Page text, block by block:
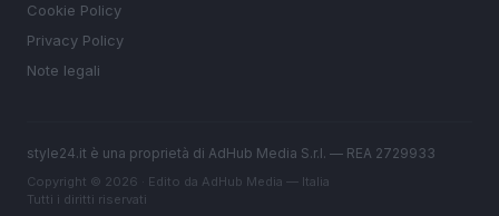
Cookie Policy
Privacy Policy
Note legali
style24.it è una proprietà di AdHub Media S.r.l. — REA 2729933
Copyright © 2026 · Edito da AdHub Media — Italia
Tutti i diritti riservati